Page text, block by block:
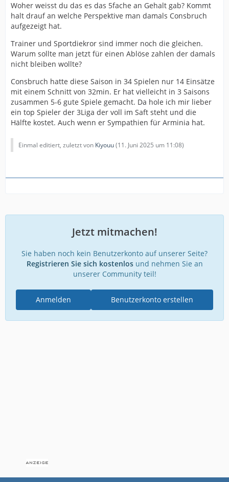
Woher weisst du das es das 5fache an Gehalt gab? Kommt
halt drauf an welche Perspektive man damals Consbruch
aufgezeigt hat.
Trainer und Sportdiekror sind immer noch die gleichen.
Warum sollte man jetzt für einen Ablöse zahlen der damals
nicht bleiben wollte?
Consbruch hatte diese Saison in 34 Spielen nur 14 Einsätze
mit einem Schnitt von 32min. Er hat vielleicht in 3 Saisons
zusammen 5-6 gute Spiele gemacht. Da hole ich mir lieber
ein top Spieler der 3Liga der voll im Saft steht und die
Hälfte kostet. Auch wenn er Sympathien für Arminia hat.
Einmal editiert, zuletzt von Kiyouu(11. Juni 2025 um 11:08)
Jetzt mitmachen!
Sie haben noch kein Benutzerkonto auf unserer Seite?
Registrieren Sie sich kostenlosund nehmen Sie an
unserer Community teil!
Benutzerkonto erstellen
Anmelden